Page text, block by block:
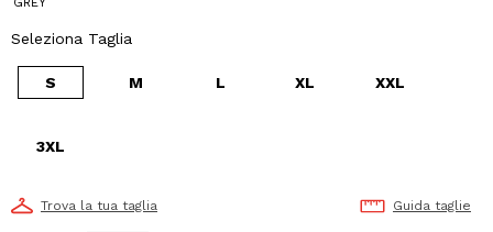
GREY
Seleziona Taglia
S M L XL XXL
3XL
Trova la tua taglia Guida taglie